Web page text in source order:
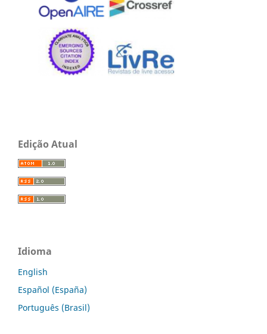
Edição Atual
Idioma
English
Español (España)
Português (Brasil)